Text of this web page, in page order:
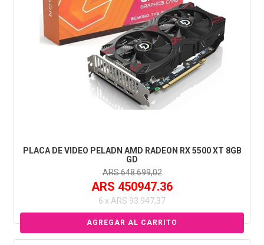
PLACA DE VIDEO PELADN AMD RADEON RX 5500 XT 8GB
GD
ARS 648.699,02
ARS 450947.36
6 x ARS 93.947,37